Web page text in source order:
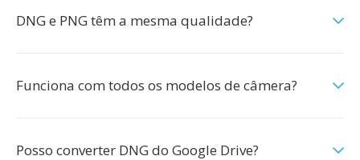
DNG e PNG têm a mesma qualidade?
Funciona com todos os modelos de câmera?
Posso converter DNG do Google Drive?